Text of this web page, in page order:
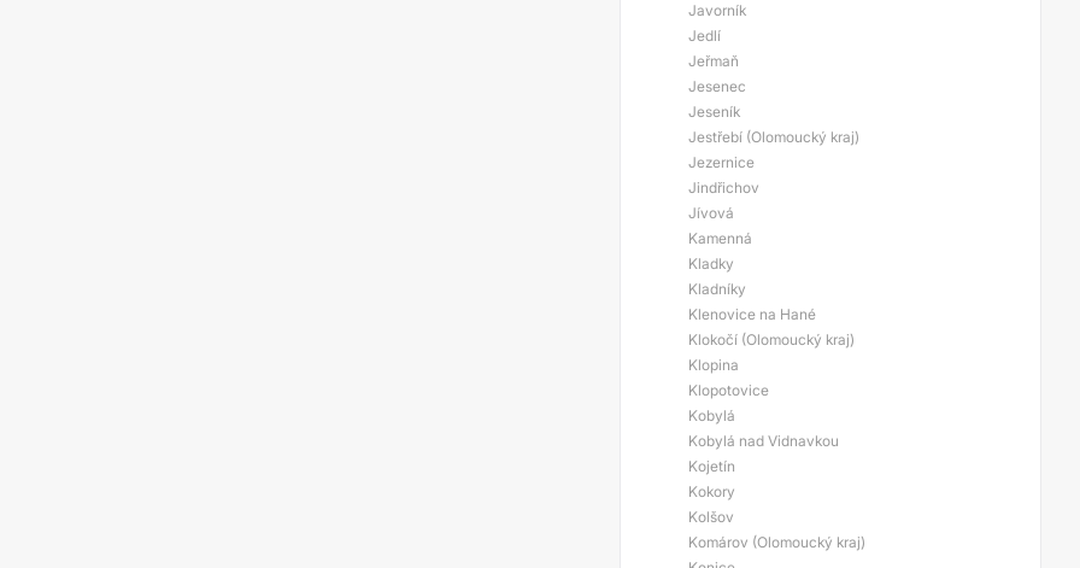
Javorník
Jedlí
Jeřmaň
Jesenec
Jeseník
Jestřebí (Olomoucký kraj)
Jezernice
Jindřichov
Jívová
Kamenná
Kladky
Kladníky
Klenovice na Hané
Klokočí (Olomoucký kraj)
Klopina
Klopotovice
Kobylá
Kobylá nad Vidnavkou
Kojetín
Kokory
Kolšov
Komárov (Olomoucký kraj)